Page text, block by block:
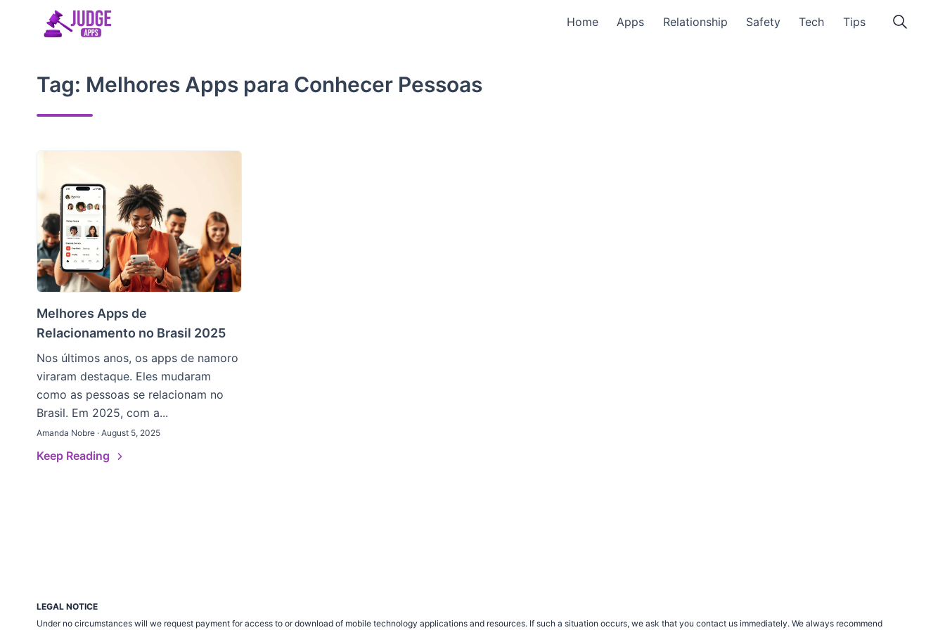
Home Apps Relationship Safety Tech Tips
Tag: Melhores Apps para Conhecer Pessoas
Melhores Apps de
Relacionamento no Brasil 2025
Nos últimos anos, os apps de namoro
viraram destaque. Eles mudaram
como as pessoas se relacionam no
Brasil. Em 2025, com a...
Amanda Nobre · August 5, 2025
Keep Reading
LEGAL NOTICE
Under no circumstances will we request payment for access to or download of mobile technology applications and resources. If such a situation occurs, we ask that you contact us immediately. We always recommend